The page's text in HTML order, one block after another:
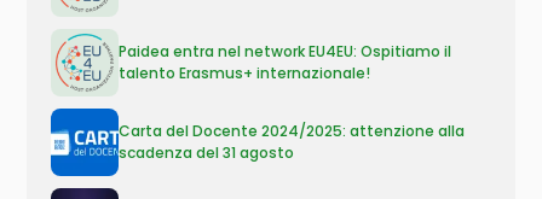
Paidea entra nel network EU4EU: Ospitiamo il
talento Erasmus+ internazionale!
Carta del Docente 2024/2025: attenzione alla
scadenza del 31 agosto